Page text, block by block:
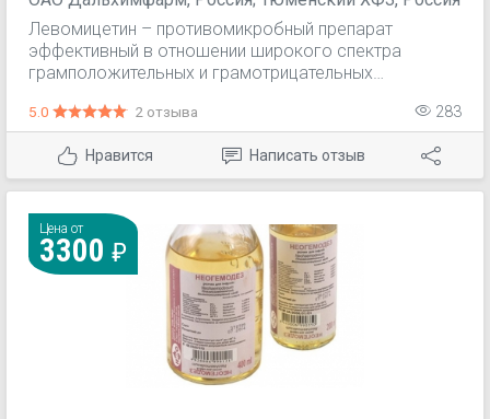
Левомицетин – противомикробный препарат
эффективный в отношении широкого спектра
грамположительных и грамотрицательных
бактериостатическим действием, в высоких
концентрациях в отношении некоторых штаммов
проявляет бактерицидное действие.
5.0 2 отзыва 283
Нравится Написать отзыв
Цена от
3300